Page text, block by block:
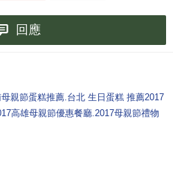
回應
親節蛋糕推薦.台北 生日蛋糕 推薦2017
高雄母親節優惠餐廳.2017母親節禮物